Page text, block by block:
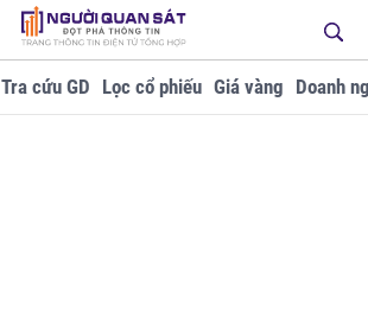
Tra cứu GD Lọc cổ phiếu Giá vàng Doanh